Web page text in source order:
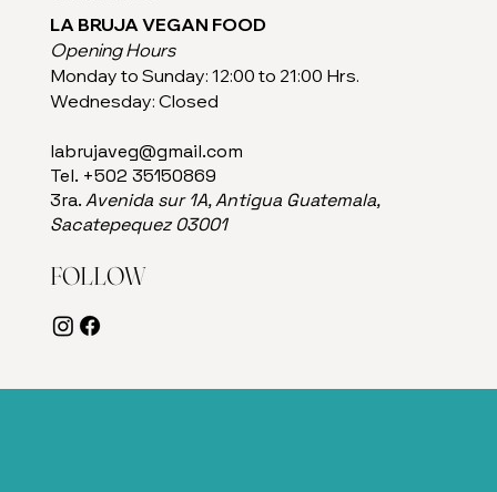
LA BRUJA VEGAN FOOD
Opening Hours
Monday to Sunday: 12:00 to 21:00 Hrs.
Wednesday: Closed
labrujaveg@gmail.com
Tel. +502 35150869
3ra.Avenida sur 1A, Antigua Guatemala,
Sacatepequez 03001
FOLLOW